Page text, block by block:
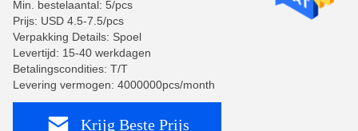
Min. bestelaantal: 5/pcs
Prijs: USD 4.5-7.5/pcs
Verpakking Details: Spoel
Levertijd: 15-40 werkdagen
Betalingscondities: T/T
Levering vermogen: 4000000pcs/month
Krijg Beste Prijs